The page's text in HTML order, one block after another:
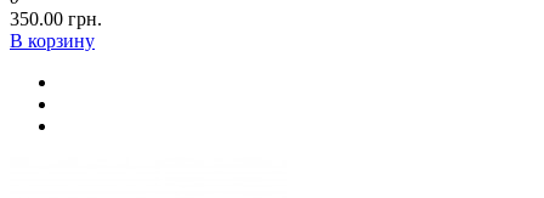
350.00 грн.
В корзину